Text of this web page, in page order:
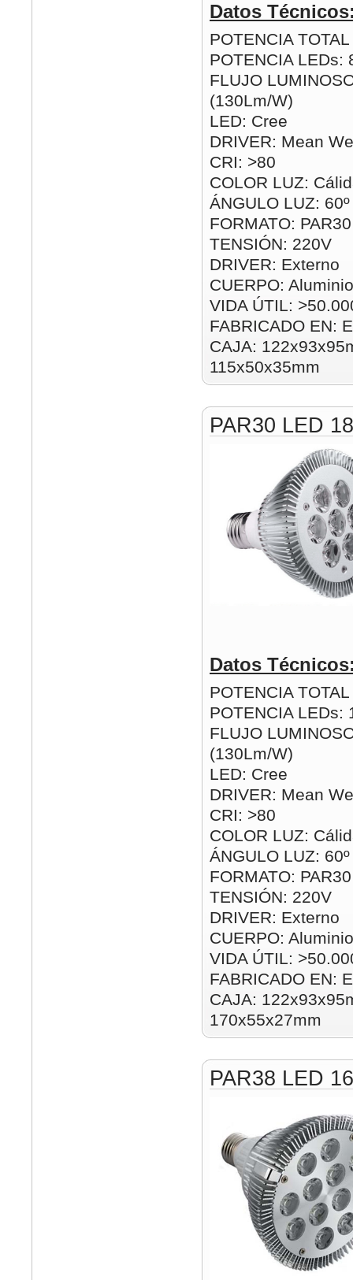
Datos
POTENCIA
POTENCIA LEDs:
FLUJO
(130Lm/W)
LED: Cree
DRIVER: Mean
CRI: >80
COLOR LUZ:
ÁNGULO LUZ: 60º
FORMATO:
TENSIÓN: 220V
DRIVER: Externo
CUERPO: Aluminio
VIDA ÚTIL:
FABRICADO EN:
CAJA:
115x50x35mm
PAR30 LED
Datos
POTENCIA
POTENCIA LEDs:
FLUJO
(130Lm/W)
LED: Cree
DRIVER: Mean
CRI: >80
COLOR LUZ:
ÁNGULO LUZ: 60º
FORMATO:
TENSIÓN: 220V
DRIVER: Externo
CUERPO: Aluminio
VIDA ÚTIL:
FABRICADO EN:
CAJA:
170x55x27mm
PAR38 LED